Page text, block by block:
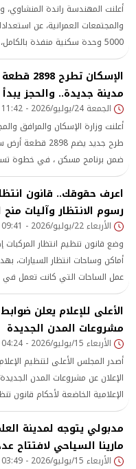
أعلنت المهندسة راندة المنشاوي،
والمجتمعات العمرانية، عن
5000 وحدة سكنية منفذة
الإيجار المنتهي بالتملك، من خلال
الجديدة، موزعة
وذلك خلال شهر، وفقًا للشروط
كراسة الشروط الخاصة بالطرح.
مدينة جديدة.. والحجز يبدأ 27 يوليو
الجمعة 24/يوليو/2026 - 11:42 ص
أعلنت وزارة الإسكان والمرافق
ضمن برنامج مسكن ، في خطوة
الأراضي السكنية
اعرف حقوقك.. قانون
رسوم الانتظار وآليات
الأربعاء 22/يوليو/2026 - 09:41 م
وضع قانون تنظيم انتظار المركبات
أماكن وساحات انتظار السيارات،
عمل الساحات التي كانت تعمل في
تراخيص، مع تحديد الجهات المختصة
الأعلى للإعلام يعلن
مشروعات المدن الجديدة
الأربعاء 15/يوليو/2026 - 04:24 م
أصدر المجلس الأعلى لتنظيم
الإعلان عن مشروعات المدن
الإعلامية الخاضعة لأحكام قانون
180 لسنة 2018، بعدم بث
مواد إعلامية أو ترويجية أو
أو المشروعات الواقعة تحت ولاية
الجديدة
مدبولي يتوجه لمدينة
مارينا السياحي لافتتاح
الأربعاء 15/يوليو/2026 - 03:49 م